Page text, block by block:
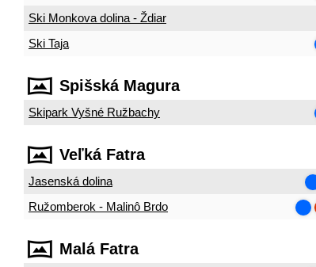
Ski Monkova dolina - Ždiar
Ski Taja
Spišská Magura
Skipark Vyšné Ružbachy
Veľká Fatra
Jasenská dolina
Ružomberok - Malinô Brdo
Malá Fatra